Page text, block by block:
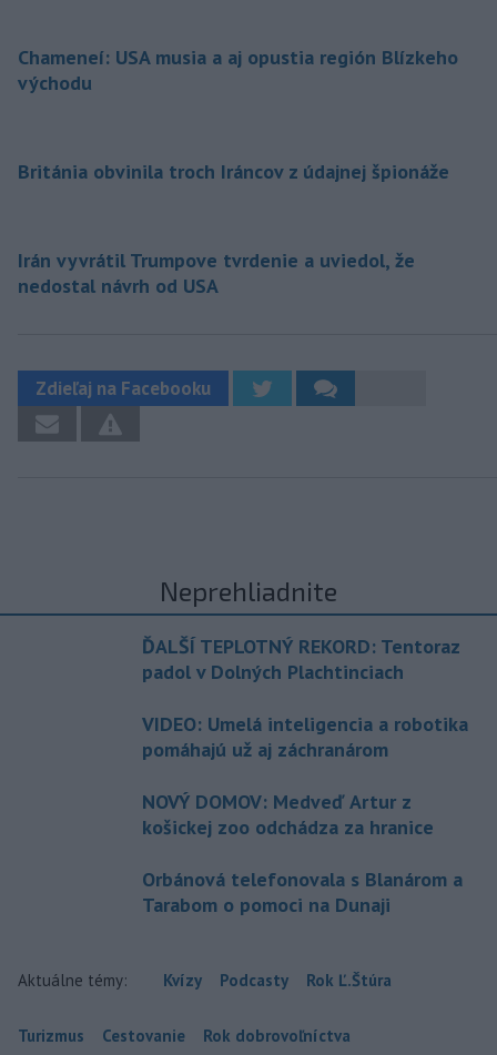
Chameneí: USA musia a aj opustia región Blízkeho
východu
Británia obvinila troch Iráncov z údajnej špionáže
Irán vyvrátil Trumpove tvrdenie a uviedol, že
nedostal návrh od USA
Zdieľaj na Facebooku
Neprehliadnite
ĎALŠÍ TEPLOTNÝ REKORD: Tentoraz
padol v Dolných Plachtinciach
VIDEO: Umelá inteligencia a robotika
pomáhajú už aj záchranárom
NOVÝ DOMOV: Medveď Artur z
košickej zoo odchádza za hranice
Orbánová telefonovala s Blanárom a
Tarabom o pomoci na Dunaji
Aktuálne témy: Kvízy Podcasty Rok Ľ.Štúra
Turizmus Cestovanie Rok dobrovoľníctva